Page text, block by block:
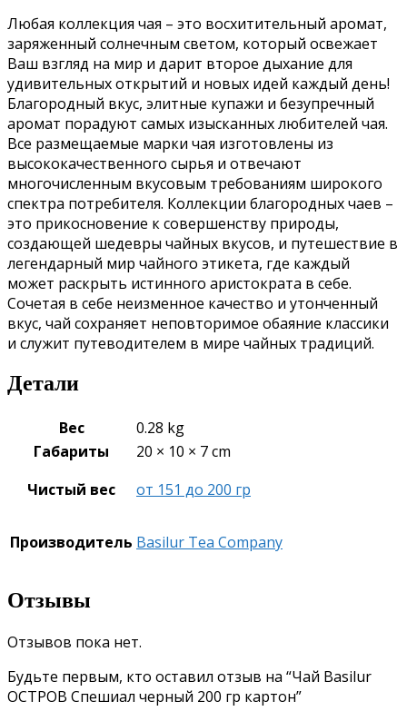
Любая коллекция чая – это восхитительный аромат,
заряженный солнечным светом, который освежает
Ваш взгляд на мир и дарит второе дыхание для
удивительных открытий и новых идей каждый день!
Благородный вкус, элитные купажи и безупречный
аромат порадуют самых изысканных любителей чая.
Все размещаемые марки чая изготовлены из
высококачественного сырья и отвечают
многочисленным вкусовым требованиям широкого
спектра потребителя. Коллекции благородных чаев –
это прикосновение к совершенству природы,
создающей шедевры чайных вкусов, и путешествие в
легендарный мир чайного этикета, где каждый
может раскрыть истинного аристократа в себе.
Сочетая в себе неизменное качество и утонченный
вкус, чай сохраняет неповторимое обаяние классики
и служит путеводителем в мире чайных традиций.
Детали
Вес
0.28 kg
Габариты
20 × 10 × 7 cm
Чистый вес
от 151 до 200 гр
Производитель Basilur Tea Company
Отзывы
Отзывов пока нет.
Будьте первым, кто оставил отзыв на “Чай Basilur
ОСТРОВ Спешиал черный 200 гр картон”